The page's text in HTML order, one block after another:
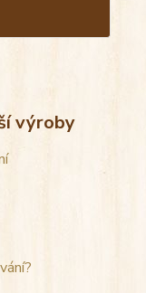
výroby